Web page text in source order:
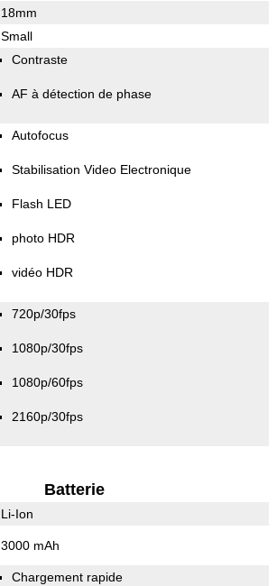
18mm
Small
Contraste
AF à détection de phase
Autofocus
Stabilisation Video Electronique
Flash LED
photo HDR
vidéo HDR
720p/30fps
1080p/30fps
1080p/60fps
2160p/30fps
Batterie
Li-Ion
3000 mAh
Chargement rapide